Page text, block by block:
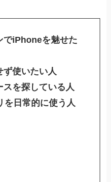
でiPhoneを魅せた
ず使いたい人
スを探している人
を日常的に使う人